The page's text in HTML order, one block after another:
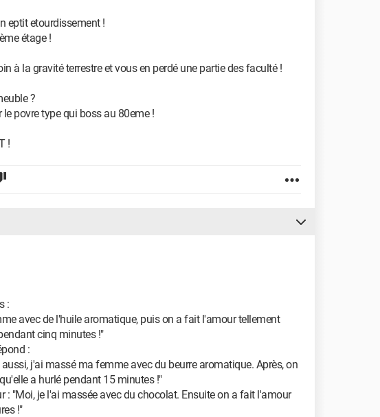
eptit etourdissement !
étage !
à la gravité terrestre et vous en perdé une partie des faculté !
?
povre type qui boss au 80eme !
!
:
avec de l'huile aromatique, puis on a fait l'amour tellement
cinq minutes !"
:
j'ai massé ma femme avec du beurre aromatique. Après, on
a hurlé pendant 15 minutes !"
: "Moi, je l'ai massée avec du chocolat. Ensuite on a fait l'amour
!"